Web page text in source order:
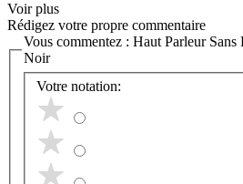
Voir plus
Rédigez votre propre commentaire
Vous commentez : Haut Parleur
Noir
Votre notation: